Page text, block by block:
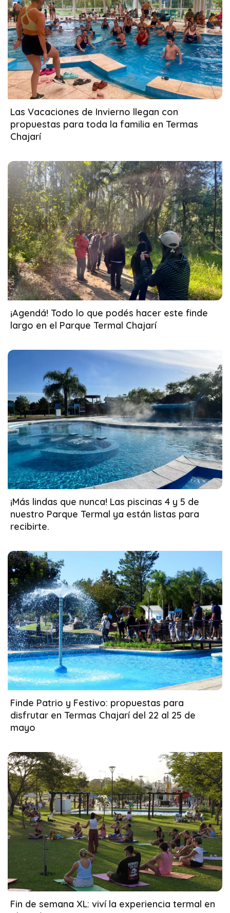
01/07/2026
Las Vacaciones de Invierno llegan con
propuestas para toda la familia en Termas
Chajarí
08/06/2026
¡Agendá! Todo lo que podés hacer este finde
largo en el Parque Termal Chajarí
08/06/2026
¡Más lindas que nunca! Las piscinas 4 y 5 de
nuestro Parque Termal ya están listas para
recibirte.
19/05/2026
Finde Patrio y Festivo: propuestas para
disfrutar en Termas Chajarí del 22 al 25 de
mayo
27/04/2026
Fin de semana XL: viví la experiencia termal en